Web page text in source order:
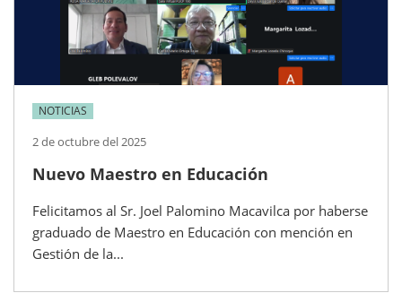
NOTICIAS
2 de octubre del 2025
Nuevo Maestro en Educación
Felicitamos al Sr. Joel Palomino Macavilca por haberse
graduado de Maestro en Educación con mención en
Gestión de la...